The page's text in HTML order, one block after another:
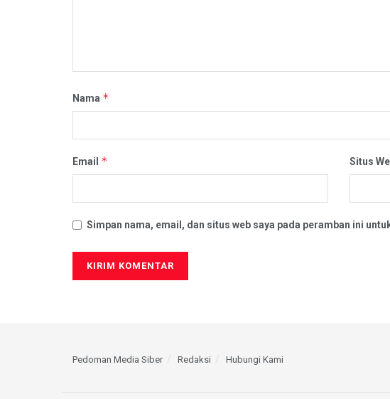
Nama *
Email * Situs
Simpan nama, email, dan situs web saya pada peramban ini
Pedoman Media Siber Redaksi Hubungi Kami